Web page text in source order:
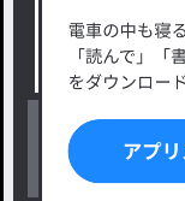
小説コンテスト応
出版・メディアミ